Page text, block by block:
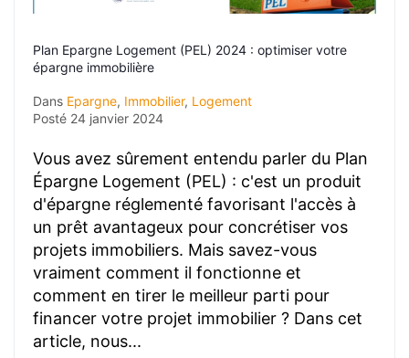
Plan Epargne Logement (PEL) 2024 : optimiser votre
épargne immobilière
Dans Epargne, Immobilier, Logement
Posté 24 janvier 2024
Vous avez sûrement entendu parler du Plan
Épargne Logement (PEL) : c'est un produit
d'épargne réglementé favorisant l'accès à
un prêt avantageux pour concrétiser vos
projets immobiliers. Mais savez-vous
vraiment comment il fonctionne et
comment en tirer le meilleur parti pour
financer votre projet immobilier ? Dans cet
article, nous...